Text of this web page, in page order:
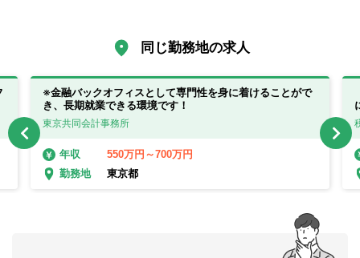
同じ勤務地の求人
※金融バックオフィスとして専門性を身に着けることがで
き、長期就業できる環境です！
東京共同会計事務所
年収
550万円～700万円
勤務地
東京都